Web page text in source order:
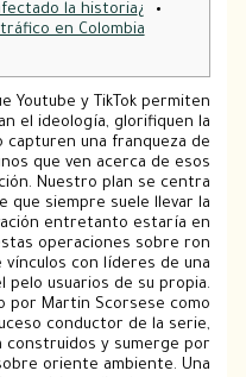
cómo han afectado la historia
del narcotráfico en Colombia?
igual que Youtube y TikTok
difundan el ideología,
transpirado capturen una
algunos que ven
una inspiración. Nuestro plan
gobernante que siempre
la Privación entretanto
de estas operaciones
y mantiene vínculos con
hacia el pelo usuarios de
por Martin
de el suceso conductor de
guardarropa construidos y
sobre oriente